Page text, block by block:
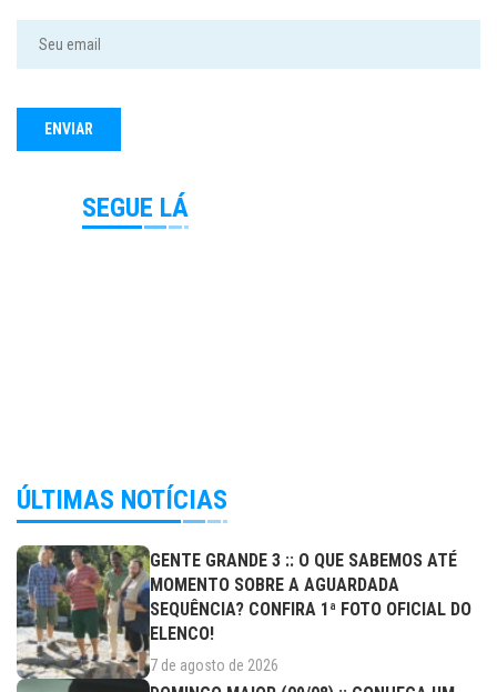
SEGUE LÁ
ÚLTIMAS NOTÍCIAS
GENTE GRANDE 3 :: O QUE SABEMOS ATÉ
MOMENTO SOBRE A AGUARDADA
SEQUÊNCIA? CONFIRA 1ª FOTO OFICIAL DO
ELENCO!
7 de agosto de 2026